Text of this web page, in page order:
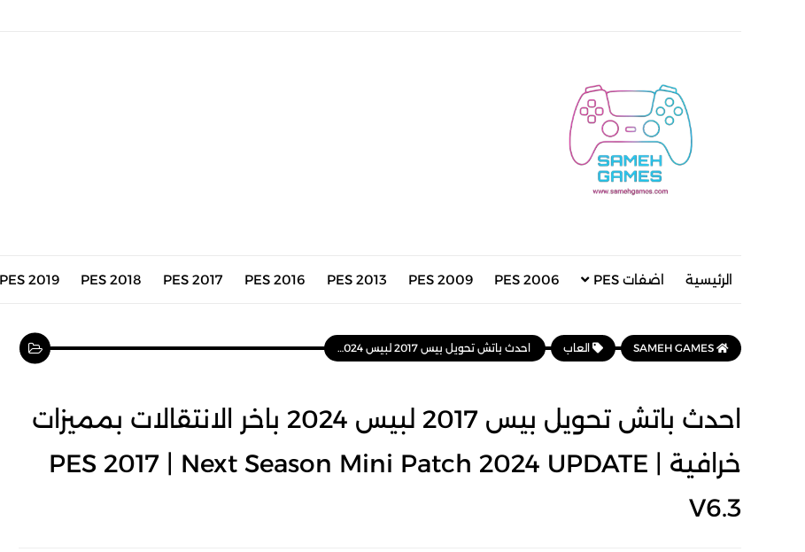
الرئيسية اضفات PES PES 2006
PES 2009
PES 2013
PES 2016
PES 2017
PES 2018
PES 2019
العاب احدث باتش تحويل بيس 2017 لبيس 2024 باخر الانتقالات بمميزات خرافية | PES 2017 | Next Season Mini Patch 2024 UPDATE V6.3
احدث باتش تحويل بيس 2017 لبيس 2024 باخر الانتقالات بمميزات
خرافية | PES 2017 | Next Season Mini Patch 2024 UPDATE
V6.3